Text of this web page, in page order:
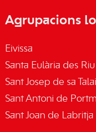
Agrupacions
Eivissa
Santa Eulària des Riu
Sant Josep de sa
Sant Antoni de
Sant Joan de Labritja